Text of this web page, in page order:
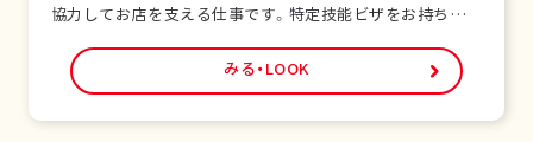
協力してお店を支える仕事です。特定技能ビザをお持ちの外
験の方でも研修制度があり、日本の飲食サービスを基礎から
学べます。正社員として安定した雇用形態で、長期的なキャ
リア形成が可能です。シフト制勤務で、現場…
みる・LOOK